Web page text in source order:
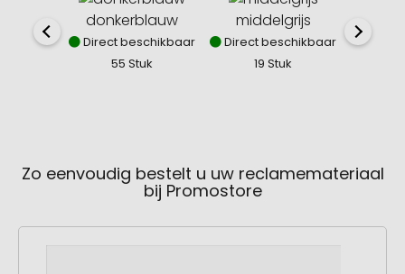
donkerblauw
Direct beschikbaar
55 Stuk
middelgrijs
Direct beschikbaar
19 Stuk
Direct
Zo eenvoudig bestelt u uw reclamemateriaal
bij Promostore